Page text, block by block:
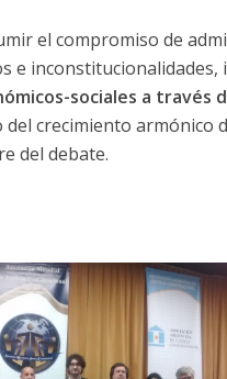
el compromiso de
e inconstitucionalidades,
sociales a través
crecimiento armónico
del debate.